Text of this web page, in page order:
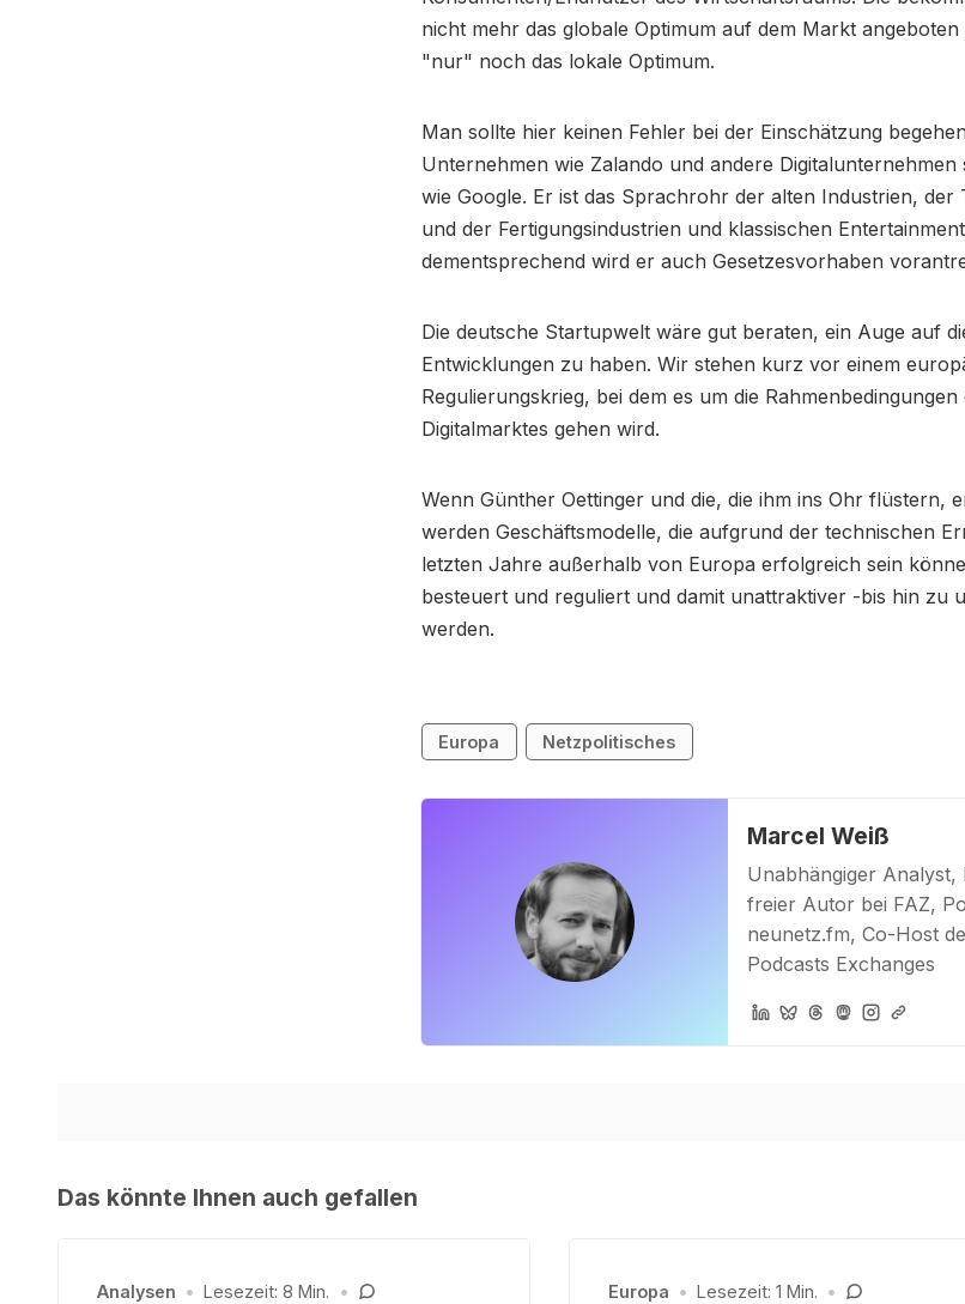
nicht mehr das globale Optimum auf dem Markt
"nur" noch das lokale Optimum.
Man sollte hier keinen Fehler bei der Einschätzung
Unternehmen wie Zalando und andere Digitalunternehmen
wie Google. Er ist das Sprachrohr der alten Industrien, der
und der Fertigungsindustrien und klassischen
dementsprechend wird er auch Gesetzesvorhaben
Die deutsche Startupwelt wäre gut beraten, ein Auge auf
Entwicklungen zu haben. Wir stehen kurz vor einem
Regulierungskrieg, bei dem es um die
Digitalmarktes gehen wird.
Wenn Günther Oettinger und die, die ihm ins Ohr flüstern,
werden Geschäftsmodelle, die aufgrund der technischen
letzten Jahre außerhalb von Europa erfolgreich sein
besteuert und reguliert und damit unattraktiver -bis hin zu
werden.
Europa Netzpolitisches
Marcel Weiß
Unabhängiger Analyst,
freier Autor bei FAZ,
neunetz.fm, Co-Host
Podcasts Exchanges
Das könnte Ihnen auch gefallen
Analysen • Lesezeit: 8 Min. • Europa • Lesezeit: 1 Min. •